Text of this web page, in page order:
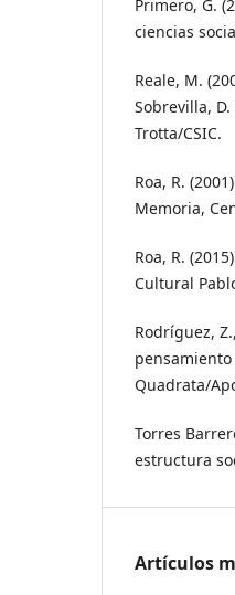
Primero, G.
ciencias
Reale, M.
Sobrevilla,
Trotta/CSIC.
Roa, R.
Memoria,
Roa, R.
Cultural
Rodríguez,
Quadrata/
Torres
estructura
Artículos